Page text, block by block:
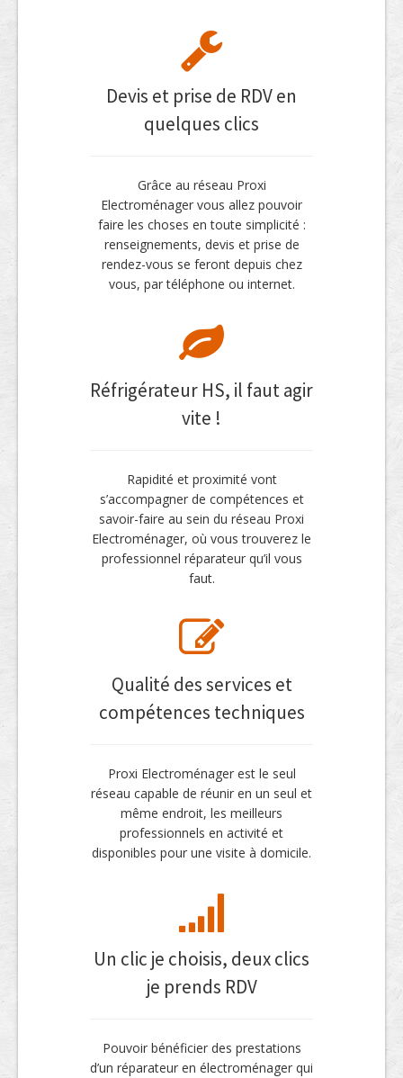
Devis et prise de RDV en
quelques clics
Grâce au réseau Proxi
Electroménager vous allez pouvoir
faire les choses en toute simplicité :
renseignements, devis et prise de
rendez-vous se feront depuis chez
vous, par téléphone ou internet.
Réfrigérateur HS, il faut agir
vite !
Rapidité et proximité vont
s’accompagner de compétences et
savoir-faire au sein du réseau Proxi
Electroménager, où vous trouverez le
professionnel réparateur qu’il vous
faut.
Qualité des services et
compétences techniques
Proxi Electroménager est le seul
réseau capable de réunir en un seul et
même endroit, les meilleurs
professionnels en activité et
disponibles pour une visite à domicile.
Un clic je choisis, deux clics
je prends RDV
Pouvoir bénéficier des prestations
d’un réparateur en électroménager qui